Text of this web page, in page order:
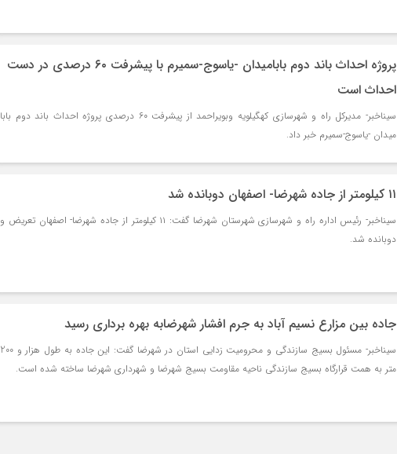
پروژه احداث باند دوم بابامیدان -یاسوج-سمیرم با پیشرفت ۶۰ درصدی در دست
احداث است
سیناخبر- مدیرکل راه و شهرسازی کهگیلویه وبویراحمد از پیشرفت ۶۰ درصدی پروژه احداث باند دوم بابا
میدان -یاسوج-سمیرم خبر داد.
۱۱ کیلومتر از جاده شهرضا- اصفهان دوبانده شد
سیناخبر- رئیس اداره راه و شهرسازی شهرستان شهرضا گفت: ۱۱ کیلومتر از جاده شهرضا- اصفهان تعریض و
دوبانده شد.
جاده بین مزارع نسیم آباد به جرم افشار شهرضابه بهره برداری رسید
سیناخبر- مسئول بسیج سازندگی و محرومیت زدایی استان در شهرضا گفت: این جاده به طول هزار و 200
متر به همت قرارگاه بسیج سازندگی ناحیه مقاومت بسیج شهرضا و شهرداری شهرضا ساخته شده است.